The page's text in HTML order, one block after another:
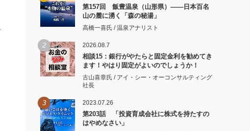
第157回 飯豊温泉（山形県）――日本百名
山の麓に湧く「森の秘湯」
高橋一喜氏 / 温泉アナリスト
2 2026.08.7
相談15：銀行がやたらと固定金利を勧めてき
ます！やはり固定がよいのでしょうか！
古山喜章氏 / アイ・シー・オーコンサルティング
社長
3 2023.07.26
第203話 「投資育成会社に株式を持たすの
はやめなさい」